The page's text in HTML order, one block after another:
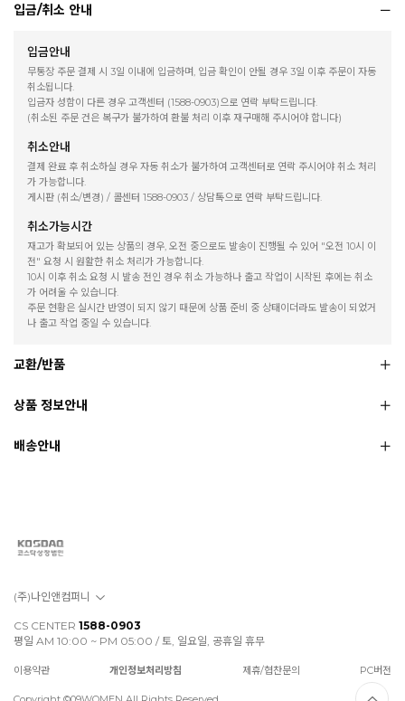
입금/취소 안내
입금안내
무통장 주문 결제 시 3일 이내에 입금하며, 입금 확인이 안될 경우 3일 이후 주문이 자동
취소됩니다.
입금자 성함이 다른 경우 고객센터 (1588-0903)으로 연락 부탁드립니다.
(취소된 주문 건은 복구가 불가하여 환불 처리 이후 재구매해 주시어야 합니다)
취소안내
결제 완료 후 취소하실 경우 자동 취소가 불가하여 고객센터로 연락 주시어야 취소 처리
가 가능합니다.
게시판 (취소/변경) / 콜센터 1588-0903 / 상담톡으로 연락 부탁드립니다.
취소가능시간
재고가 확보되어 있는 상품의 경우, 오전 중으로도 발송이 진행될 수 있어 "오전 10시 이
전" 요청 시 원활한 취소 처리가 가능합니다.
10시 이후 취소 요청 시 발송 전인 경우 취소 가능하나 출고 작업이 시작된 후에는 취소
가 어려울 수 있습니다.
주문 현황은 실시간 반영이 되지 않기 때문에 상품 준비 중 상태이더라도 발송이 되었거
나 출고 작업 중일 수 있습니다.
교환/반품
상품 정보안내
배송안내
(주)나인앤컴퍼니
CS CENTER 1588-0903
평일 AM 10:00 ~ PM 05:00 / 토, 일요일, 공휴일 휴무
이용약관 개인정보처리방침 제휴/협찬문의 PC버전